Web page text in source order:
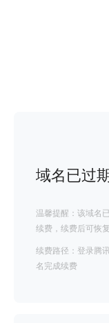
域名已过
温馨提醒：该域名
续费，续费后可恢
续费路径：登录腾
名完成续费